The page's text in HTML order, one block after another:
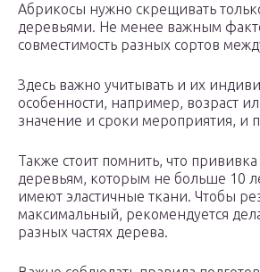
Абрикосы нужно скрещивать
деревьями. Не менее важным
совместимость разных сортов
Здесь важно учитывать и их
особенности, например, возраст
значение и сроки мероприятия, и
Также стоит помнить, что прививка
деревьям, которым не больше 10
имеют эластичные ткани. Чтобы
максимальный, рекомендуется
разных частях дерева.